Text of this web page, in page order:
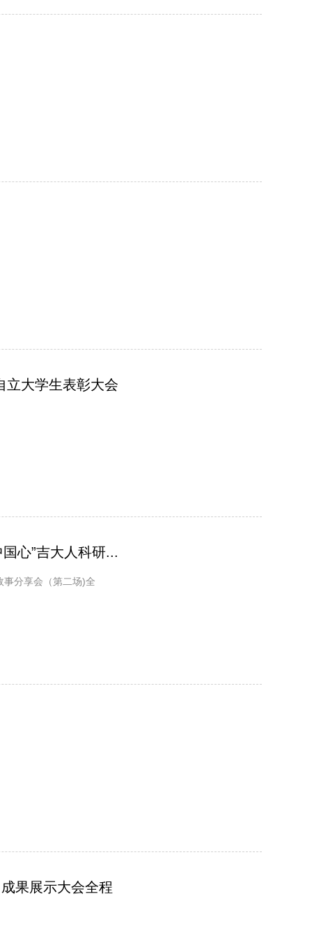
立大学生表彰大会
心”吉大人科研...
事分享会（第二场)全
果展示大会全程